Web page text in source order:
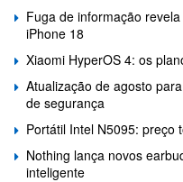
Fuga de informação
iPhone 18
Xiaomi HyperOS 4: os
Atualização de agosto
de segurança
Portátil Intel N5095: preço
Nothing lança novos
inteligente